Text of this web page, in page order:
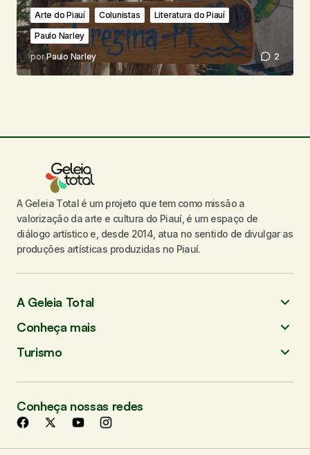
Arte do Piauí Colunistas
Literatura do Piauí
Paulo Narley
porPaulo Narley 2
A Geleia Total é um projeto que tem como missão a
valorização da arte e cultura do Piauí, é um espaço de
diálogo artístico e, desde 2014, atua no sentido de divulgar as
produções artísticas produzidas no Piauí.
A Geleia Total
Conheça mais
Turismo
Conheça nossas redes